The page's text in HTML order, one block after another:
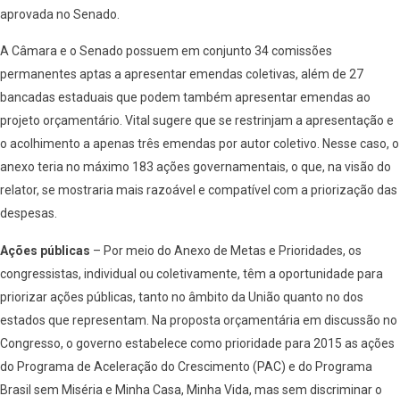
aprovada no Senado.
A Câmara e o Senado possuem em conjunto 34 comissões
permanentes aptas a apresentar emendas coletivas, além de 27
bancadas estaduais que podem também apresentar emendas ao
projeto orçamentário. Vital sugere que se restrinjam a apresentação e
o acolhimento a apenas três emendas por autor coletivo. Nesse caso, o
anexo teria no máximo 183 ações governamentais, o que, na visão do
relator, se mostraria mais razoável e compatível com a priorização das
despesas.
Ações públicas – Por meio do Anexo de Metas e Prioridades, os
congressistas, individual ou coletivamente, têm a oportunidade para
priorizar ações públicas, tanto no âmbito da União quanto no dos
estados que representam. Na proposta orçamentária em discussão no
Congresso, o governo estabelece como prioridade para 2015 as ações
do Programa de Aceleração do Crescimento (PAC) e do Programa
Brasil sem Miséria e Minha Casa, Minha Vida, mas sem discriminar o